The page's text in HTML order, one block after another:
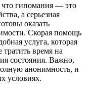
гипомания — это
а серьезная
оказать
Скорая помощь
услуга, которая
время на
состояния. Важно,
анонимность, и
условиях.